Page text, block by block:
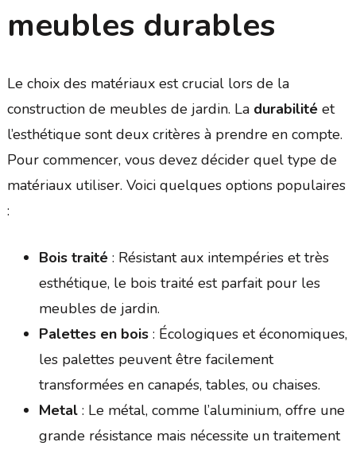
meubles durables
Le choix des matériaux est crucial lors de la
construction de meubles de jardin. La durabilitéet
l’esthétique sont deux critères à prendre en compte.
Pour commencer, vous devez décider quel type de
matériaux utiliser. Voici quelques options populaires
:
Bois traité: Résistant aux intempéries et très
esthétique, le bois traité est parfait pour les
meubles de jardin.
Palettes en bois: Écologiques et économiques,
les palettes peuvent être facilement
transformées en canapés, tables, ou chaises.
Metal: Le métal, comme l’aluminium, offre une
grande résistance mais nécessite un traitement